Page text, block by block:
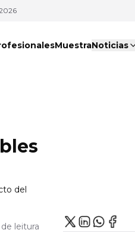
MuestraNoticias
del
leitura